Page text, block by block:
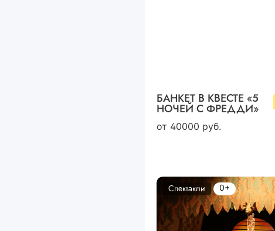
БАНКЕТ В КВЕСТЕ «5
НОЧЕЙ С ФРЕДДИ»
от 40000 руб.
Спектакли 0+